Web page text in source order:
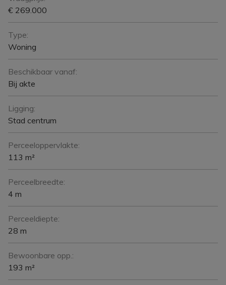
€ 269.000
Type:
Woning
Beschikbaar vanaf:
Bij akte
Ligging:
Stad centrum
Perceeloppervlakte:
113 m²
Perceelbreedte:
4 m
Perceeldiepte:
28 m
Bewoonbare opp.:
193 m²